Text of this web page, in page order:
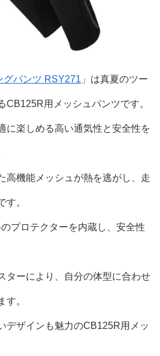
グパンツ RSY271 」は真夏のツー
CB125R用メッシュパンツです。
に楽しめる高い通気性と安全性を
高機能メッシュが熱を逃がし、走
す。
プロテクターを内蔵し、安全性
ターにより、自分の体型に合わせ
す。
デザインも魅力のCB125R用メッ